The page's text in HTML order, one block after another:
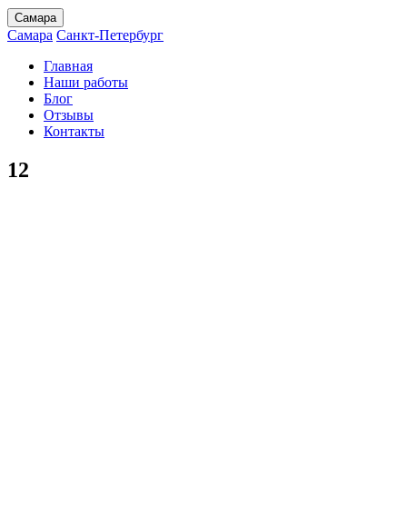
Самара
Самара Санкт-Петербург
Главная
Наши работы
Блог
Отзывы
Контакты
12